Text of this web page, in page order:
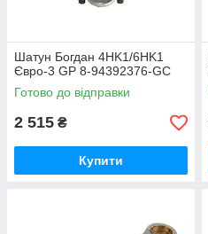
Шатун Богдан 4HK1/6HK1
Євро-3 GP 8-94392376-GC
Готово до відправки
2 515 ₴
Купити